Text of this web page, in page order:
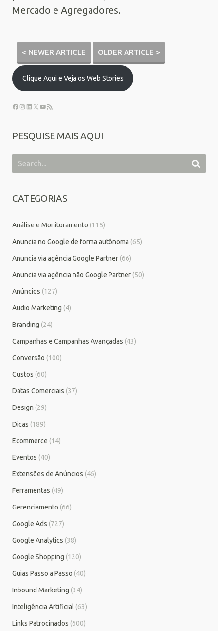
Mercado e Agregadores.
< NEWER ARTICLE OLDER ARTICLE >
Clique Aqui e Veja os Web Stories
PESQUISE MAIS AQUI
CATEGORIAS
Análise e Monitoramento (115)
Anuncia no Google de forma autônoma (65)
Anuncia via agência Google Partner (66)
Anuncia via agência não Google Partner (50)
Anúncios (127)
Audio Marketing (4)
Branding (24)
Campanhas e Campanhas Avançadas (43)
Conversão (100)
Custos (60)
Datas Comerciais (37)
Design (29)
Dicas (189)
Ecommerce (14)
Eventos (40)
Extensões de Anúncios (46)
Ferramentas (49)
Gerenciamento (66)
Google Ads (727)
Google Analytics (38)
Google Shopping (120)
Guias Passo a Passo (40)
Inbound Marketing (34)
Inteligência Artificial (63)
Links Patrocinados (600)